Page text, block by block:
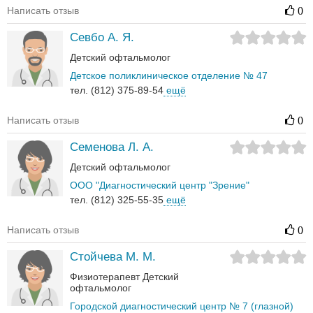
Написать отзыв 0
Севбо А. Я.
Детский офтальмолог
Детское поликлиническое отделение № 47
тел. (812) 375-89-54 ещё
Написать отзыв 0
Семенова Л. А.
Детский офтальмолог
ООО "Диагностический центр "Зрение"
тел. (812) 325-55-35 ещё
Написать отзыв 0
Стойчева М. М.
Физиотерапевт Детский
офтальмолог
Городской диагностический центр № 7 (глазной)